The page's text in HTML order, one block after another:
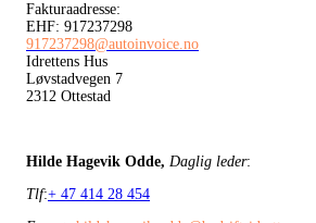
Fakturaadresse:
EHF: 917237298
917237298@autoinvoice.no
Idrettens Hus
Løvstadvegen 7
2312 Ottestad
Hilde Hagevik Odde, Daglig leder:
Tlf:+ 47 414 28 454